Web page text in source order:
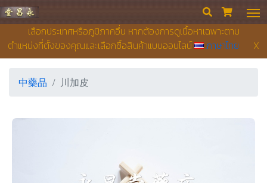
เลือกประเทศหรือภูมิภาคอื่น หากต้องการดูเนื้อหาเฉพาะตาม
ตำแหน่งที่ตั้งของคุณและเลือกซื้อสินค้าแบบออนไลน์
ภาษาไทย X
永昌堂藥店  
中藥品 川加皮